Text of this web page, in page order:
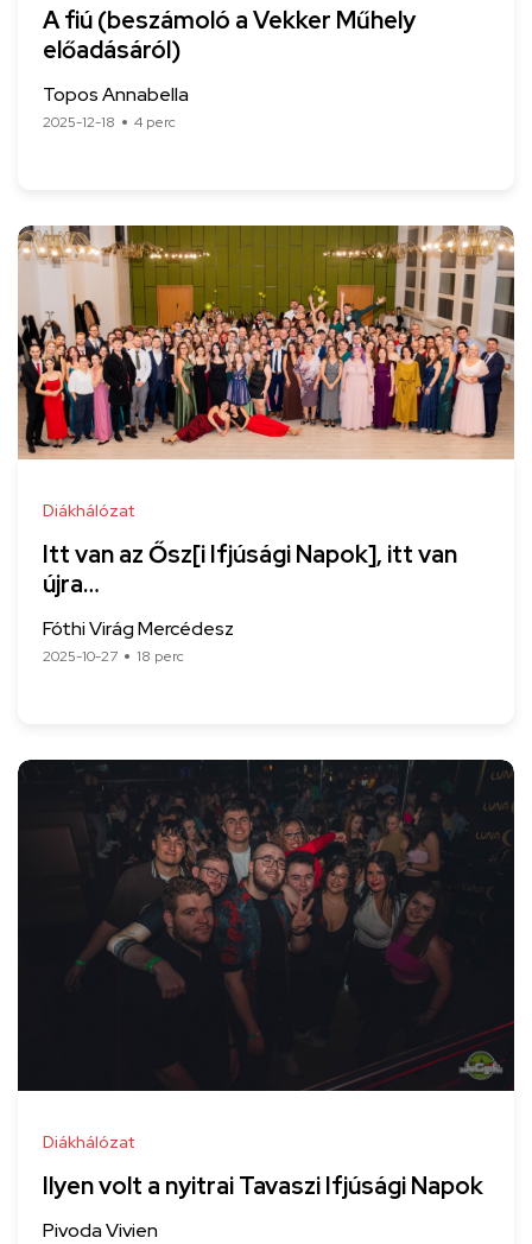
A fiú (beszámoló a Vekker Műhely
előadásáról)
Topos Annabella
2025-12-18 4 perc
Diákhálózat
Itt van az Ősz[i Ifjúsági Napok], itt van
újra…
Fóthi Virág Mercédesz
2025-10-27 18 perc
Diákhálózat
Ilyen volt a nyitrai Tavaszi Ifjúsági Napok
Pivoda Vivien